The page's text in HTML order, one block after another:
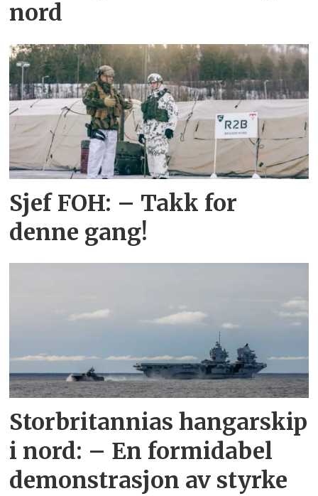
nord
Sjef FOH: – Takk for
denne gang!
Storbritannias hangarskip
i nord: – En formidabel
demonstrasjon av styrke